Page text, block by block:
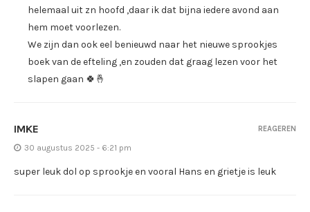
helemaal uit zn hoofd ,daar ik dat bijna iedere avond aan
hem moet voorlezen.
We zijn dan ook eel benieuwd naar het nieuwe sprookjes
boek van de efteling ,en zouden dat graag lezen voor het
slapen gaan 🍀🤞
IMKE
30 augustus 2025 - 6:21 pm
super leuk dol op sprookje en vooral Hans en grietje is leuk
REAGEREN